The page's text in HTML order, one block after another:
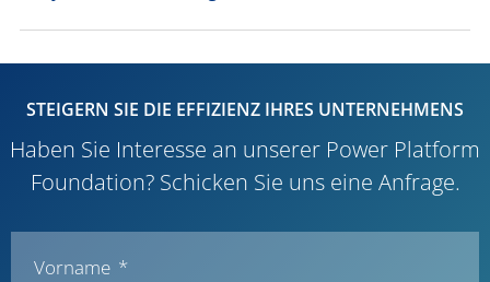
STEIGERN SIE DIE EFFIZIENZ IHRES UNTERNEHMENS
Haben Sie Interesse an unserer Power Platform
Foundation? Schicken Sie uns eine Anfrage.
Vorname